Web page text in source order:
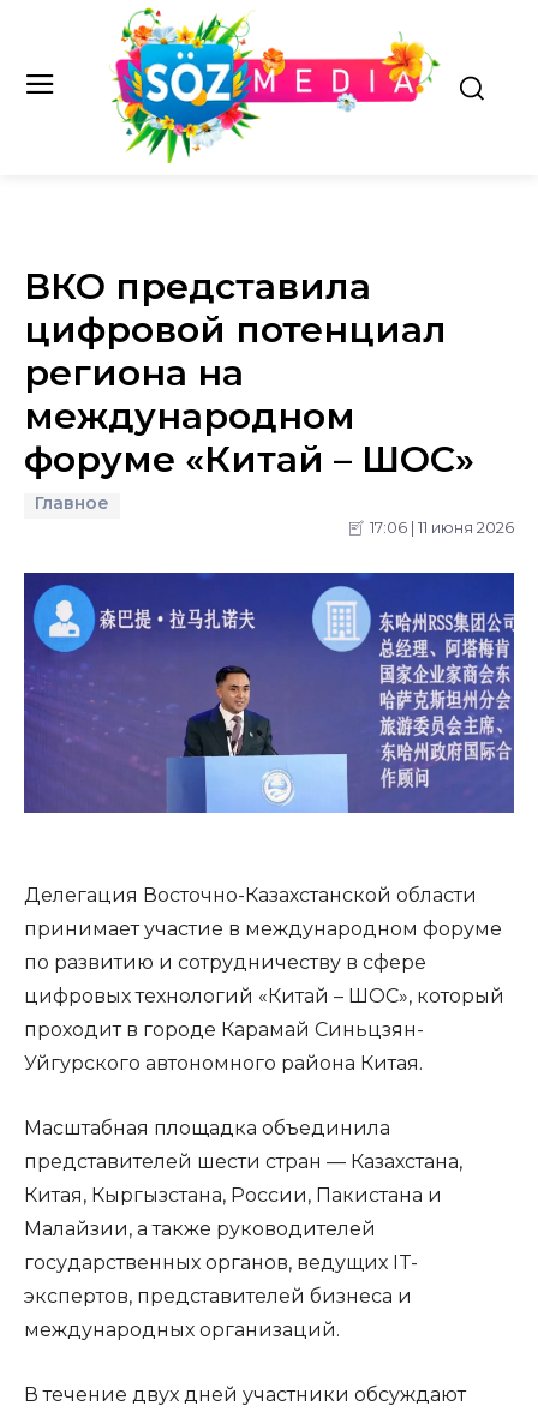
ВКО представила
цифровой потенциал
региона на
международном
форуме «Китай – ШОС»
Главное
17:06 | 11 июня 2026
Делегация Восточно-Казахстанской области
принимает участие в международном форуме
по развитию и сотрудничеству в сфере
цифровых технологий «Китай – ШОС», который
проходит в городе Карамай Синьцзян-
Уйгурского автономного района Китая.
Масштабная площадка объединила
представителей шести стран — Казахстана,
Китая, Кыргызстана, России, Пакистана и
Малайзии, а также руководителей
государственных органов, ведущих IT-
экспертов, представителей бизнеса и
международных организаций.
В течение двух дней участники обсуждают